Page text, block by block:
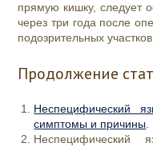
прямую кишку, следует
через три года после
подозрительных
Продолжение
Неспецифический
симптомы и причины.
Неспецифический